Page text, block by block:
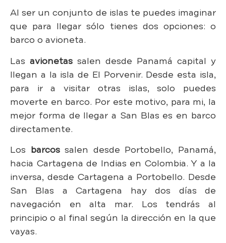
Al ser un conjunto de islas te puedes imaginar
que para llegar sólo tienes dos opciones: o
barco o avioneta.
Las avionetas salen desde Panamá capital y
llegan a la isla de El Porvenir. Desde esta isla,
para ir a visitar otras islas, solo puedes
moverte en barco. Por este motivo, para mi, la
mejor forma de llegar a San Blas es en barco
directamente.
Los barcossalen desde Portobello, Panamá,
hacia Cartagena de Indias en Colombia. Y a la
inversa, desde Cartagena a Portobello. Desde
San Blas a Cartagena hay dos días de
navegación en alta mar. Los tendrás al
principio o al final según la dirección en la que
vayas.